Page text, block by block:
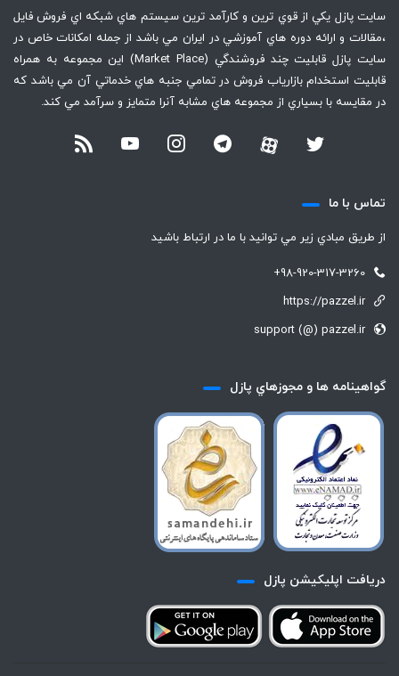
سايت پازل يكي از قوي ترين و كارآمد ترين سيستم هاي شبكه اي فروش فايل
،‌مقالات و ارائه دوره هاي آموزشي در ايران مي باشد از جمله امكانات خاص در
سايت پازل قابليت چند فروشندگي (Market Place) اين مجموعه به همراه
قابليت استخدام بازارياب فروش در تمامي جنبه هاي خدماتي آن مي باشد كه
در مقايسه با بسياري از مجموعه هاي مشابه آنرا متمايز و سرآمد مي كند.
تماس با ما
از طريق مبادي زير مي توانيد با ما در ارتباط باشيد
+98-920-317-3260
https://pazzel.ir
support (@) pazzel.ir
گواهينامه ها و مجوزهاي پازل
دريافت اپليكيشن پازل